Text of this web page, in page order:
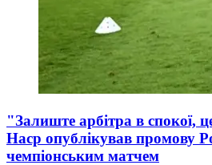
"Залиште арбітра в спокої,
Наср опублікував промову
чемпіонським матчем